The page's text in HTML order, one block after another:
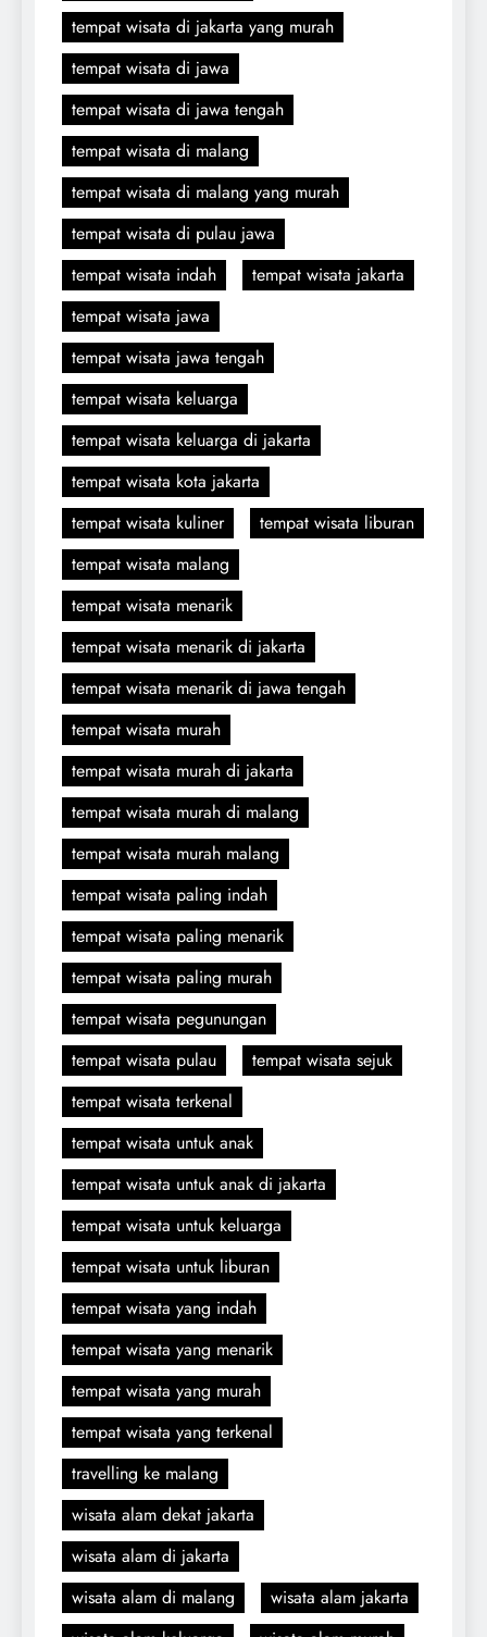
tempat wisata di jakarta yang murah
tempat wisata di jawa
tempat wisata di jawa tengah
tempat wisata di malang
tempat wisata di malang yang murah
tempat wisata di pulau jawa
tempat wisata indah
tempat wisata jakarta
tempat wisata jawa
tempat wisata jawa tengah
tempat wisata keluarga
tempat wisata keluarga di jakarta
tempat wisata kota jakarta
tempat wisata kuliner
tempat wisata liburan
tempat wisata malang
tempat wisata menarik
tempat wisata menarik di jakarta
tempat wisata menarik di jawa tengah
tempat wisata murah
tempat wisata murah di jakarta
tempat wisata murah di malang
tempat wisata murah malang
tempat wisata paling indah
tempat wisata paling menarik
tempat wisata paling murah
tempat wisata pegunungan
tempat wisata pulau
tempat wisata sejuk
tempat wisata terkenal
tempat wisata untuk anak
tempat wisata untuk anak di jakarta
tempat wisata untuk keluarga
tempat wisata untuk liburan
tempat wisata yang indah
tempat wisata yang menarik
tempat wisata yang murah
tempat wisata yang terkenal
travelling ke malang
wisata alam dekat jakarta
wisata alam di jakarta
wisata alam di malang
wisata alam jakarta